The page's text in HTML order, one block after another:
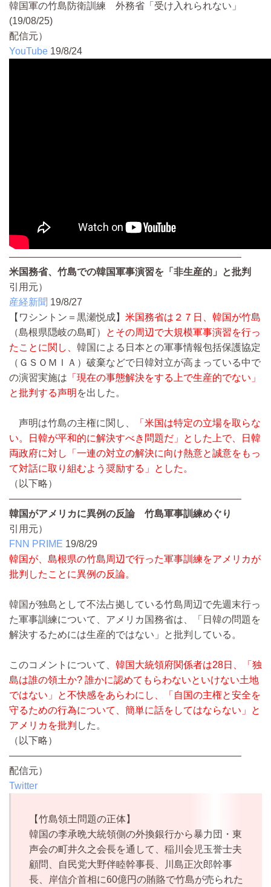
韓国軍の竹島防衛訓練 外務省「受け入れられない」
(19/08/25)
配信元）
YouTube 19/8/24
————————————————————————
米国務省、竹島での韓国軍事演習を「非生産的」と批判
引用元）
産経新聞 19/8/27
【ワシントン＝黒瀬悦成】 米国務省は２７日、韓国が竹島
（島根県隠岐の島町）
とその周辺で大規模軍事演習を行っ
たことに関し、 韓国による日本との軍事情報包括保護協定
（ＧＳＯＭＩＡ）破棄などで日韓対立が高まっている中で
の演習実施は 「現在の事態解決をする上で生産的でない」
と批判する声明 を出した。
声明は竹島の主権に関し、
「米国は特定の立場を取らな
い。日韓が平和的に解決すべき問題だ」とした上で、日韓
両政府に対し「一連の対立の解決に向け熱意と誠意をもっ
て対話に取り組むよう奨励する」とした。
（以下略）
————————————————————————
韓国がアメリカに異例の反論 竹島軍事訓練めぐり
引用元）
FNN PRIME 19/8/29
韓国が、島根県の竹島周辺で行った軍事訓練をアメリカが
批判したことに異例の反論。
韓国が独島として不法占拠している竹島周辺で先週末行っ
た軍事訓練について、アメリカ国務省は、「日韓の問題を
解決するためには生産的ではない」と批判している。
このコメントについて、 韓国大統領府関係者は28日、「独
島は誰の領土か? 誰かに認めてもらわないといけない土地
ではない」と不快感をあらわにし、「自国の主権と安全を
守るための行為について、簡単に話をしてはならない」と
アメリカを批判 した。
（以下略）
————————————————————————
配信元）
Twitter
【竹島領土問題の正体】
韓国の李承晩大統領側の外換銀行から暴力団・東
声会の町井久之会長を通して、稲川会児玉誉士夫
顧問、自民党大野伴睦幹事長、川島正次郎幹事
長、岸信介首相に60億円の賄賂で竹島が売られた